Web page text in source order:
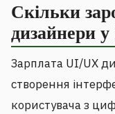
Скільки
дизайнери
Зарплата UI/UX
створення
користувача з